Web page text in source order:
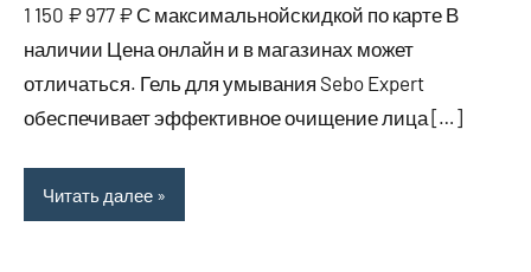
2025
1 150 ₽ 977 ₽ С максимальнойскидкой по карте В
наличии Цена онлайн и в магазинах может
отличаться. Гель для умывания Sebo Expert
обеспечивает эффективное очищение лица […]
Читать далее